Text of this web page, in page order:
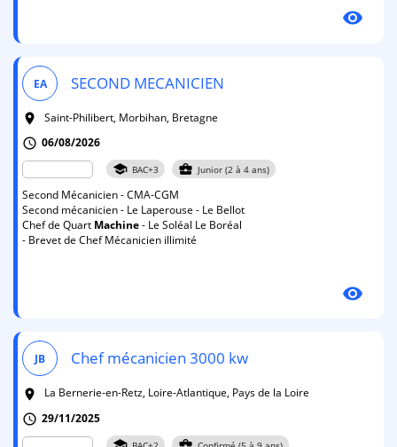
visibility
EA SECOND MECANICIEN
room
Saint-Philibert, Morbihan, Bretagne
schedule 06/08/2026
school BAC+3 business_center Junior (2 à 4 ans)
Second Mécanicien - CMA-CGM
Second mécanicien - Le Laperouse - Le Bellot
Chef de Quart Machine- Le Soléal Le Boréal
- Brevet de Chef Mécanicien illimité
visibility
JB Chef mécanicien 3000 kw
room
La Bernerie-en-Retz, Loire-Atlantique, Pays de la Loire
schedule 29/11/2025